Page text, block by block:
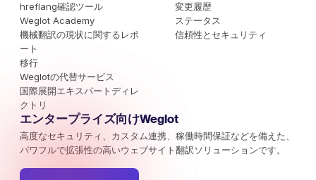
hreflang確認ツール
Weglot Academy
機械翻訳の現状に関するレポ
ート
移行
Weglotの代替サービス
国際展開エキスパートディレ
クトリ
変更履歴
ステータス
信頼性とセキュリティ
エンタープライズ向けWeglot
高度なセキュリティ、カスタム連携、稼働時間保証などを備えた、
パワフルで拡張性の高いウェブサイト翻訳ソリューションです。